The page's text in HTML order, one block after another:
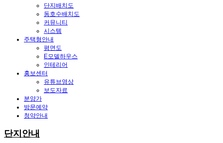
단지배치도
동호수배치도
커뮤니티
시스템
주택형안내
평면도
E모델하우스
인테리어
홍보센터
유튜브영상
보도자료
분양가
방문예약
청약안내
단지안내